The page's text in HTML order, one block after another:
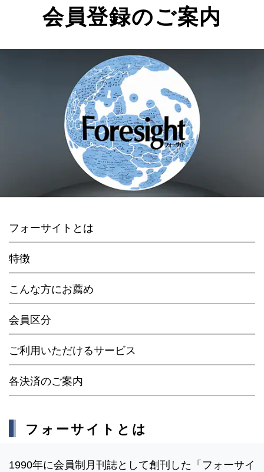
会員登録のご案内
フォーサイトとは
特徴
こんな方にお薦め
会員区分
ご利用いただけるサービス
各決済のご案内
フォーサイトとは
1990年に会員制月刊誌として創刊した「フォーサイ